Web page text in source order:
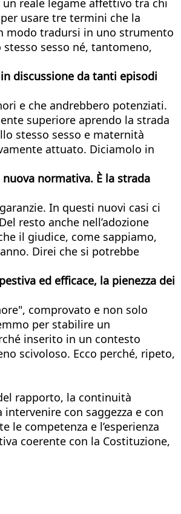
reale legame affettivo tra chi
usare tre termini che la
modo tradursi in uno strumento
sesso né, tantomeno,
discussione da tanti episodi
e che andrebbero potenziati.
superiore aprendo la strada
stesso sesso e maternità
attuato. Diciamolo in
normativa. È la strada
In questi nuovi casi ci
resto anche nell’adozione
il giudice, come sappiamo,
Direi che si potrebbe
ed efficace, la pienezza dei
comprovato e non solo
per stabilire un
inserito in un contesto
scivoloso. Ecco perché, ripeto,
rapporto, la continuità
con saggezza e con
competenza e l’esperienza
coerente con la Costituzione,